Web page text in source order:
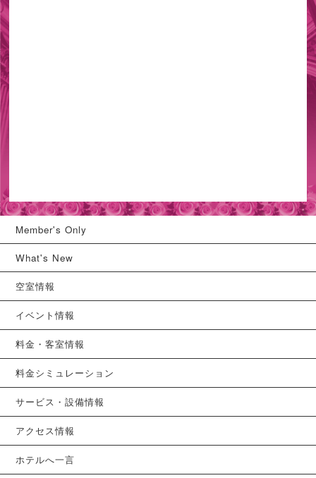
Member's Only
What's New
空室情報
イベント情報
料金・客室情報
料金シミュレーション
サービス・設備情報
アクセス情報
ホテルへ一言